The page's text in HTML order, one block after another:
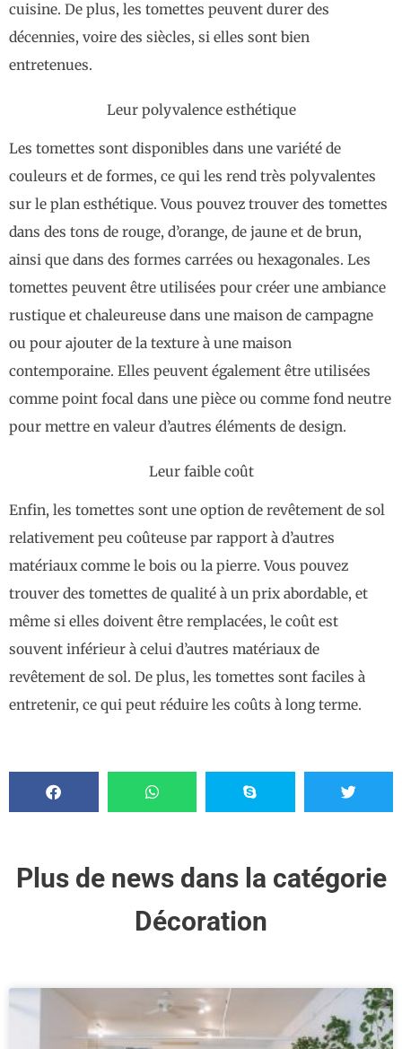
cuisine. De plus, les tomettes peuvent durer des
décennies, voire des siècles, si elles sont bien
entretenues.
Leur polyvalence esthétique
Les tomettes sont disponibles dans une variété de
couleurs et de formes, ce qui les rend très polyvalentes
sur le plan esthétique. Vous pouvez trouver des tomettes
dans des tons de rouge, d’orange, de jaune et de brun,
ainsi que dans des formes carrées ou hexagonales. Les
tomettes peuvent être utilisées pour créer une ambiance
rustique et chaleureuse dans une maison de campagne
ou pour ajouter de la texture à une maison
contemporaine. Elles peuvent également être utilisées
comme point focal dans une pièce ou comme fond neutre
pour mettre en valeur d’autres éléments de design.
Leur faible coût
Enfin, les tomettes sont une option de revêtement de sol
relativement peu coûteuse par rapport à d’autres
matériaux comme le bois ou la pierre. Vous pouvez
trouver des tomettes de qualité à un prix abordable, et
même si elles doivent être remplacées, le coût est
souvent inférieur à celui d’autres matériaux de
revêtement de sol. De plus, les tomettes sont faciles à
entretenir, ce qui peut réduire les coûts à long terme.
Plus de news dans la catégorie
Décoration